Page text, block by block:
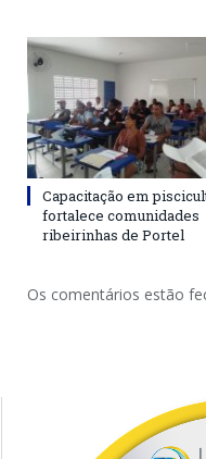
Capacitação em
fortalece comunidades
ribeirinhas de Portel
Os comentários estão